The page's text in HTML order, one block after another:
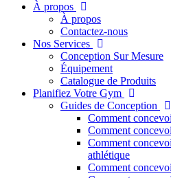
À propos
À propos
Contactez-nous
Nos Services
Conception Sur Mesure
Équipement
Catalogue de Produits
Planifiez Votre Gym
Guides de Conception
Comment
Comment
Comment
athlétique
Comment